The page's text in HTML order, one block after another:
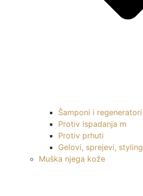
Šamponi i regeneratori
Protiv ispadanja m
Protiv prhuti
Gelovi, sprejevi, styling
Muška njega kože